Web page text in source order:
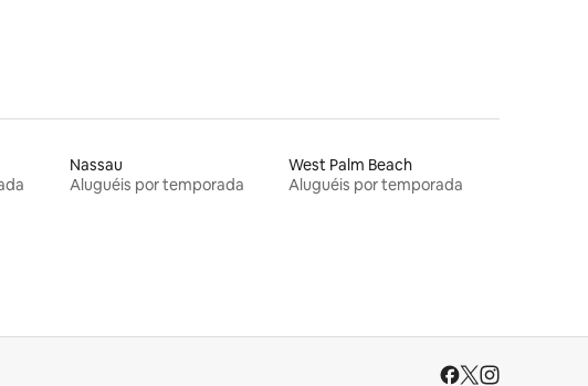
Nassau
Aluguéis por temporada
West Palm Beach
Aluguéis por temporada